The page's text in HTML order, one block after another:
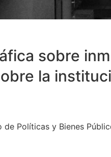
sobre
la
de Políticas y Bienes